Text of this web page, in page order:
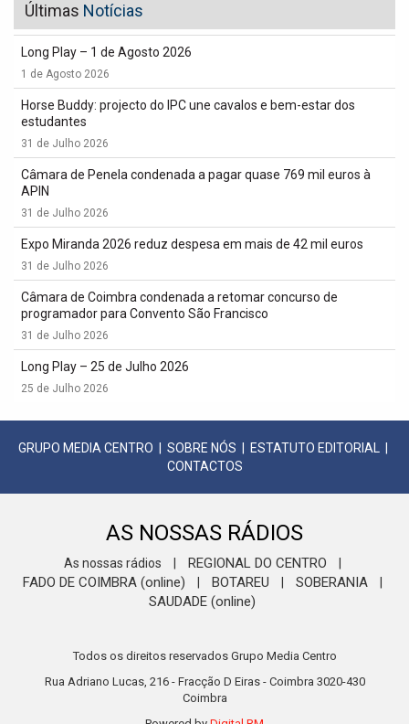
Últimas Notícias
Long Play – 1 de Agosto 2026
1 de Agosto 2026
Horse Buddy: projecto do IPC une cavalos e bem-estar dos
estudantes
31 de Julho 2026
Câmara de Penela condenada a pagar quase 769 mil euros à
APIN
31 de Julho 2026
Expo Miranda 2026 reduz despesa em mais de 42 mil euros
31 de Julho 2026
Câmara de Coimbra condenada a retomar concurso de
programador para Convento São Francisco
31 de Julho 2026
Long Play – 25 de Julho 2026
25 de Julho 2026
GRUPO MEDIA CENTRO SOBRE NÓS ESTATUTO EDITORIAL
CONTACTOS
AS NOSSAS RÁDIOS
As nossas rádios REGIONAL DO CENTRO
FADO DE COIMBRA (online) BOTAREU SOBERANIA
SAUDADE (online)
Todos os direitos reservados Grupo Media Centro
Rua Adriano Lucas, 216 - Fracção D Eiras - Coimbra 3020-430
Coimbra